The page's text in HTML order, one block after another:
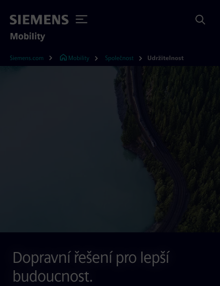
Mobility
Siemens.com Mobility Společnost Udržitelnost
Dopravní řešení pro lepší
budoucnost.